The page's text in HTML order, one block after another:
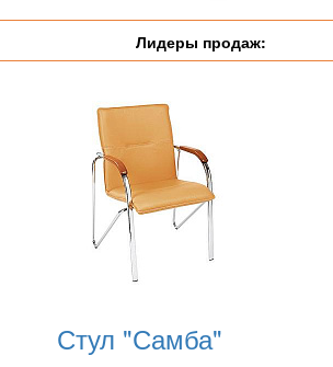
Лидеры продаж:
Стул "Самба"